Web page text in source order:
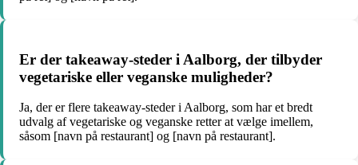
Er der takeaway-steder i Aalborg, der tilbyder
vegetariske eller veganske muligheder?
Ja, der er flere takeaway-steder i Aalborg, som har et bredt
udvalg af vegetariske og veganske retter at vælge imellem,
såsom [navn på restaurant] og [navn på restaurant].